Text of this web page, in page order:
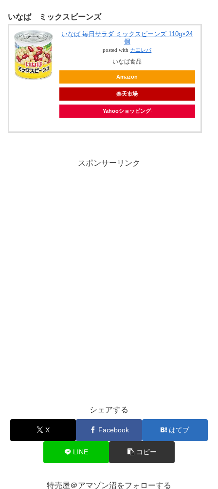
いなば ミックスビーンズ
いなば 毎日サラダ ミックスビーンズ 110g×24
個
posted with カエレバ
いなば食品
Amazon
楽天市場
Yahooショッピング
スポンサーリンク
シェアする
X Facebook はてブ
LINE コピー
特売屋＠アマゾン沼をフォローする